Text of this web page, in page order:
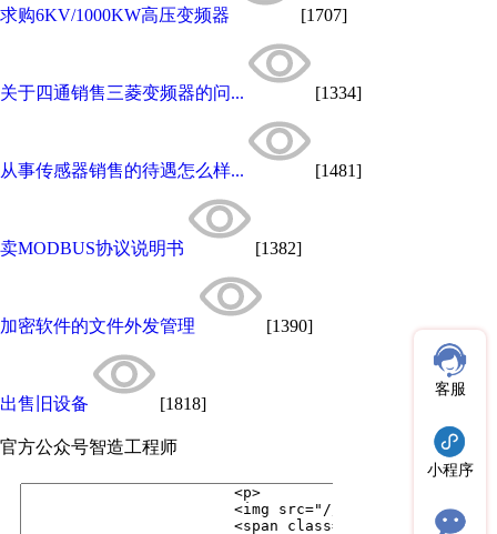
求购6KV/1000KW高压变频器 [1707]
关于四通销售三菱变频器的问... [1334]
从事传感器销售的待遇怎么样... [1481]
卖MODBUS协议说明书 [1382]
加密软件的文件外发管理 [1390]
出售旧设备 [1818]
官方公众号智造工程师
客服
小程序